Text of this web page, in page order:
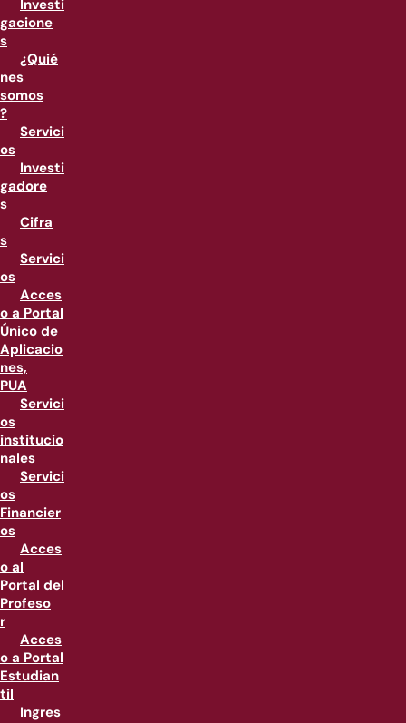
Investi
gacione
s
¿Quié
nes
somos
?
Servici
os
Investi
gadore
s
Cifra
s
Servici
os
Acces
o a Portal
Único de
Aplicacio
nes,
PUA
Servici
os
institucio
nales
Servici
os
Financier
os
Acces
o al
Portal del
Profeso
r
Acces
o a Portal
Estudian
til
Ingres